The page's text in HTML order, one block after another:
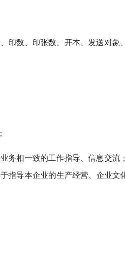
印数、印张数、开本、发送对象
务相一致的工作指导、信息交流
指导本企业的生产经营、企业文